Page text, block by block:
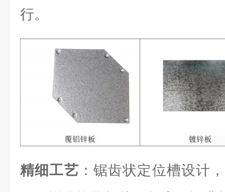
行。
精细工艺 ：锯齿状定位槽设计